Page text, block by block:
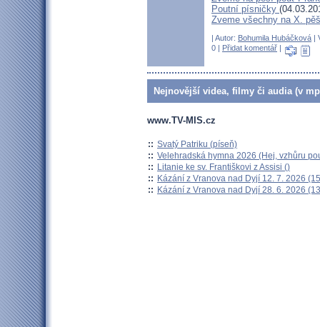
Poutní písničky
Zveme všechny na X.
| Autor: Bohumila Hubáčková |
0 | Přidat komentář |
Nejnovější videa, filmy či audia (v
www.TV-MIS.cz
:: Svatý Patriku (píseň)
:: Velehradská hymna 2026 (Hej, vzhůru
:: Litanie ke sv. Františkovi z Assisi ()
:: Kázání z Vranova nad Dyjí 12. 7. 2026
:: Kázání z Vranova nad Dyjí 28. 6. 2026